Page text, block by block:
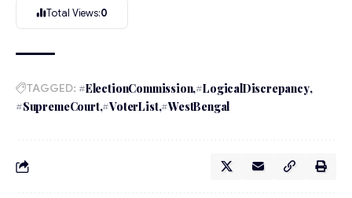
Total Views:0
TAGGED: #ElectionCommission #LogicalDiscrepancy
#SupremeCourt #VoterList #WestBengal